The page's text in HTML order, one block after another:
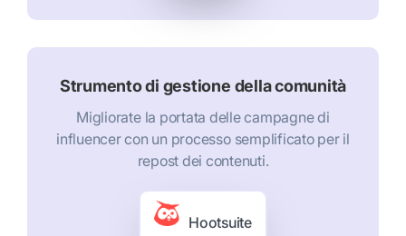
Strumento di gestione della comunità
Migliorate la portata delle campagne di
influencer con un processo semplificato per il
repost dei contenuti.
Hootsuite